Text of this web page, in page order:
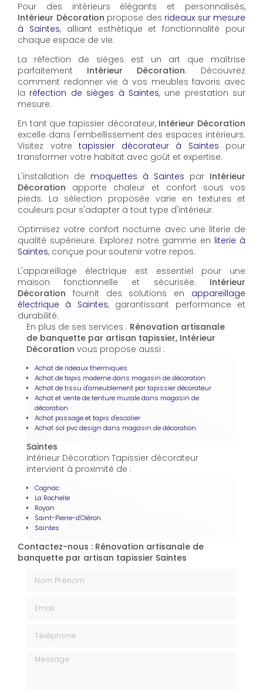
Pour des intérieurs élégants et personnalisés,
Intérieur Décoration propose des rideaux sur mesure
à Saintes, alliant esthétique et fonctionnalité pour
chaque espace de vie.
La réfection de sièges est un art que maîtrise
parfaitement Intérieur Décoration. Découvrez
comment redonner vie à vos meubles favoris avec
la réfection de sièges à Saintes, une prestation sur
mesure.
En tant que tapissier décorateur, Intérieur Décoration
excelle dans l'embellissement des espaces intérieurs.
Visitez votre tapissier décorateur à Saintes pour
transformer votre habitat avec goût et expertise.
L'installation de moquettes à Saintes par Intérieur
Décoration apporte chaleur et confort sous vos
pieds. La sélection proposée varie en textures et
couleurs pour s'adapter à tout type d'intérieur.
Optimisez votre confort nocturne avec une literie de
qualité supérieure. Explorez notre gamme en literie à
Saintes, conçue pour soutenir votre repos.
L'appareillage électrique est essentiel pour une
maison fonctionnelle et sécurisée. Intérieur
Décoration fournit des solutions en appareillage
électrique à Saintes, garantissant performance et
durabilité.
En plus de ses services : Rénovation artisanale
de banquette par artisan tapissier, Intérieur
Décoration vous propose aussi :
Achat de rideaux thermiques
Achat de tapis moderne dans magasin de décoration
Achat de tissu d'ameublement par tapissier décorateur
Achat et vente de tenture murale dans magasin de
décoration
Achat passage et tapis d'escalier
Achat sol pvc design dans magasin de décoration
Saintes
Intérieur Décoration Tapissier décorateur
intervient à proximité de :
Cognac
La Rochelle
Royan
Saint-Pierre-d'Oléron
Saintes
Contactez-nous : Rénovation artisanale de
banquette par artisan tapissier Saintes
Message